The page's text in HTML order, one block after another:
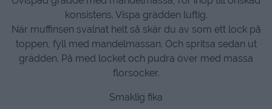
konsistens. Vispa grädden luftig.
När muffinsen svalnat helt så skär du av som ett lock på
toppen, fyll med mandelmassan. Och spritsa sedan ut
grädden. På med locket och pudra över med massa
florsocker.
Smaklig fika